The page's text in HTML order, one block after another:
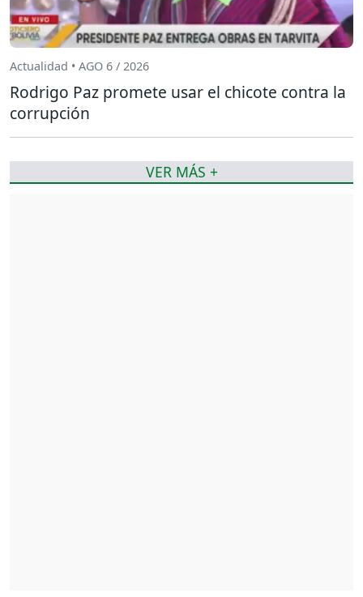
Actualidad • AGO 6 / 2026
Rodrigo Paz promete usar el chicote contra la
corrupción
VER MÁS +